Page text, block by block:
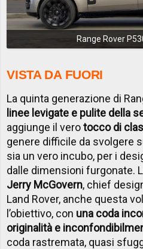
Range Rover
VISTA DA FUORI
La quinta generazione di
linee levigate e pulite della
aggiunge il verotocco di
genere difficile da svolgere
sia un vero incubo, per i
dalle dimensioni furgonate.
Jerry McGovern, chief
Land Rover, anche questa
l’obiettivo, con una coda
originalità e
coda rastremata, quasi